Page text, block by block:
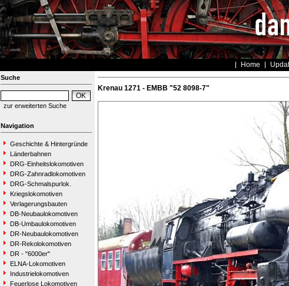
Home
Suche
zur erweiterten Suche
Navigation
Geschichte & Hintergründe
Länderbahnen
DRG-Einheitslokomotiven
DRG-Zahnradlokomotiven
DRG-Schmalspurlok.
Kriegslokomotiven
Verlagerungsbauten
DB-Neubaulokomotiven
DB-Umbaulokomotiven
DR-Neubaulokomotiven
DR-Rekolokomotiven
DR - "6000er"
ELNA-Lokomotiven
Industrielokomotiven
Feuerlose Lokomotiven
Krenau 1271 - EMBB "52 8098-7"